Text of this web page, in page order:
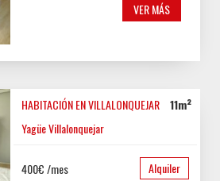
VER MÁS
HABITACIÓN EN VILLALONQUEJAR C...
Yagüe Villalonquejar
400€ /mes Alquiler
11m²